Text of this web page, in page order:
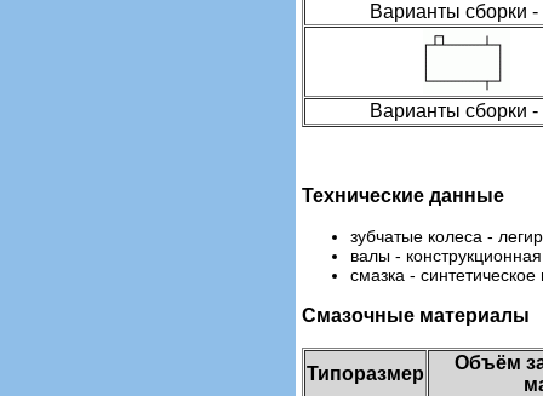
Варианты сборки -
Варианты сборки -
Технические данные
зубчатые колеса -
валы -
смазка -
Смазочные материалы
Типоразмер
Объём